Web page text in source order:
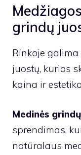
grindų
Rinkoje
juostų, kurios
kaina ir
Medinės
sprendimas,
natūralaus